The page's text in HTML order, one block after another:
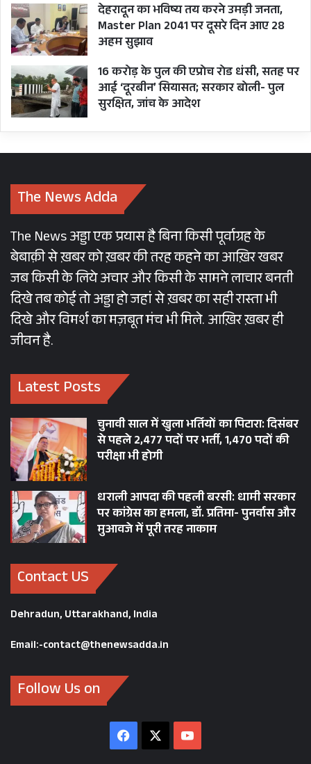
देहरादून का भविष्य तय करने उमड़ी जनता,
Master Plan 2041 पर दूसरे दिन आए 28
अहम सुझाव
16 करोड़ के पुल की एप्रोच रोड धंसी, सतह पर
आई ‘दूरबीन’ सियासत; सरकार बोली- पुल
सुरक्षित, जांच के आदेश
The News Adda
The News अड्डा एक प्रयास है बिना किसी पूर्वाग्रह के
बेबाक़ी से ख़बर को ख़बर की तरह कहने का आख़िर खबर
जब किसी के लिये अचार और किसी के सामने लाचार बनती
दिखे तब कोई तो अड्डा हो जहां से ख़बर का सही रास्ता भी
दिखे और विमर्श का मज़बूत मंच भी मिले. आख़िर ख़बर ही
जीवन है.
Latest Posts
चुनावी साल में खुला भर्तियों का पिटारा: दिसंबर
से पहले 2,477 पदों पर भर्ती, 1,470 पदों की
परीक्षा भी होगी
धराली आपदा की पहली बरसी: धामी सरकार
पर कांग्रेस का हमला, डॉ. प्रतिमा- पुनर्वास और
मुआवजे में पूरी तरह नाकाम
Contact US
Dehradun, Uttarakhand, India
Email:-contact@thenewsadda.in
Follow Us on
Facebook YouTube